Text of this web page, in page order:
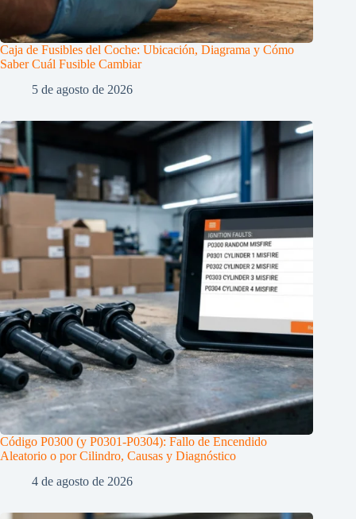
Caja de Fusibles del Coche: Ubicación, Diagrama y Cómo
Saber Cuál Fusible Cambiar
5 de agosto de 2026
Código P0300 (y P0301-P0304): Fallo de Encendido
Aleatorio o por Cilindro, Causas y Diagnóstico
4 de agosto de 2026